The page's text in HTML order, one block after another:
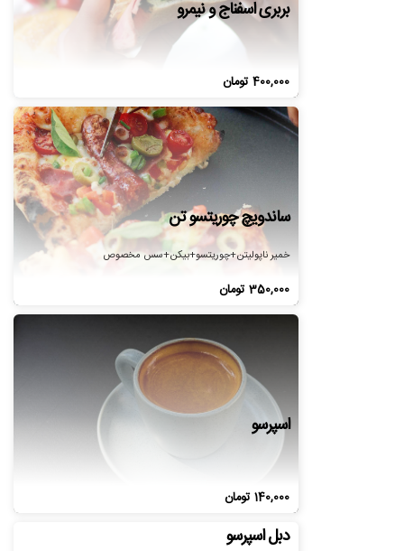
بربری اسفناج و نیمرو
400,000تومان
ساندویچ چوریتسو تن
خمیر ناپولیتن+چوریتسو+بیکن+سس مخصوص
350,000تومان
اسپرسو
140,000تومان
دبل اسپرسو